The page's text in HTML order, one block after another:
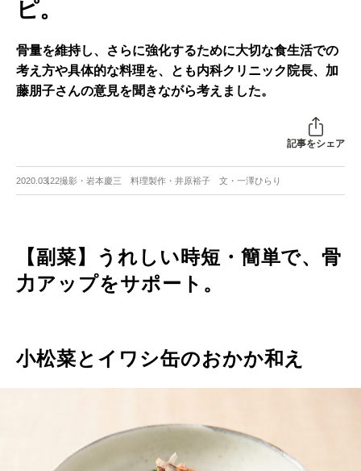
ピ。
骨量を維持し、さらに強化するために大切な食生活での
考え方や具体的な料理を、とも内科クリニック院長、加
藤朋子さんの意見を聞きながら考えました。
記事をシェア
2020.03.22撮影・岩本慶三 料理製作・井原裕子 文・一澤ひらり
【副菜】うれしい時短・簡単で、骨
力アップをサポート。
小松菜とイワシ缶のおかか和え